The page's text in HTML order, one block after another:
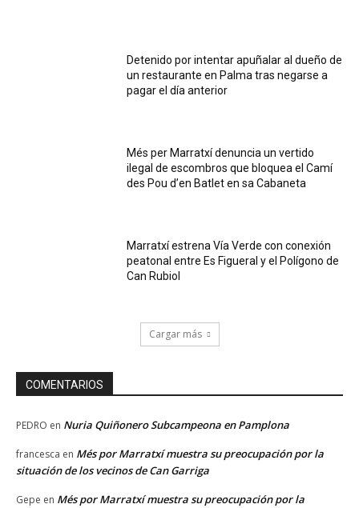
Detenido por intentar apuñalar al dueño de
un restaurante en Palma tras negarse a
pagar el día anterior
Més per Marratxí denuncia un vertido
ilegal de escombros que bloquea el Camí
des Pou d’en Batlet en sa Cabaneta
Marratxí estrena Vía Verde con conexión
peatonal entre Es Figueral y el Polígono de
Can Rubiol
Cargar más
COMENTARIOS
PEDRO en Nuria Quiñonero Subcampeona en Pamplona
francesca en Més por Marratxí muestra su preocupación por la
situación de los vecinos de Can Garriga
Gepe en Més por Marratxí muestra su preocupación por la